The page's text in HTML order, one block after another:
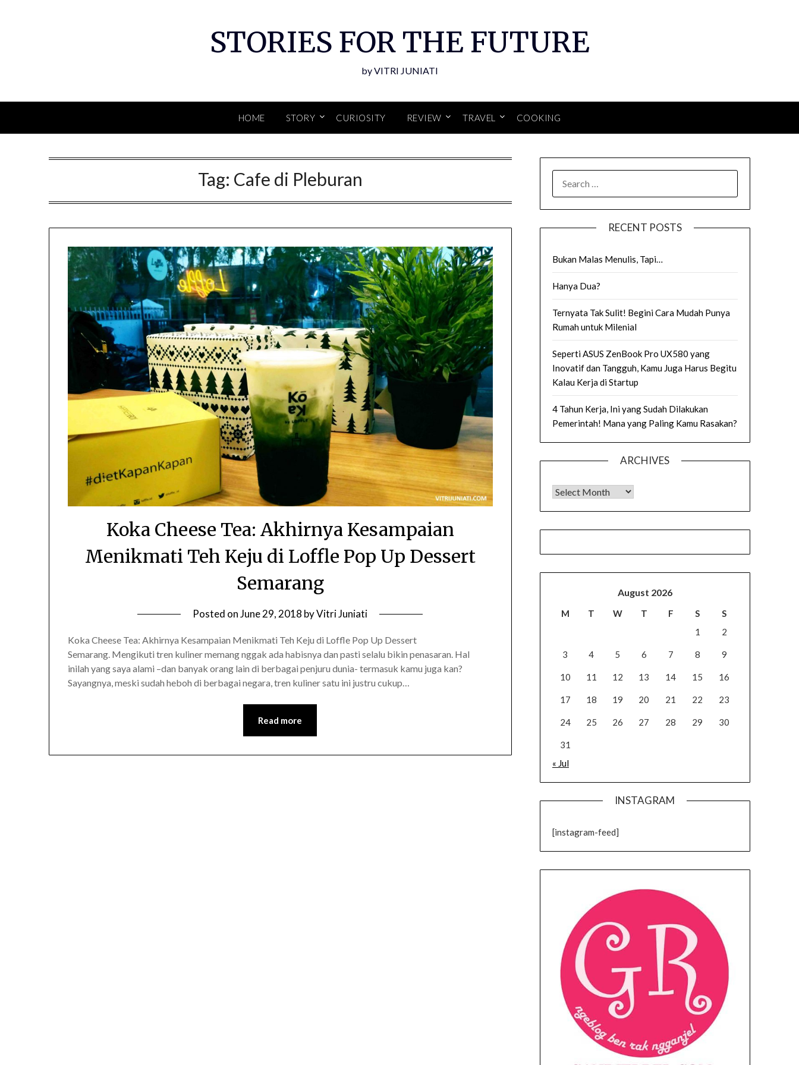
STORIES FOR THE FUTURE
by VITRI JUNIATI
HOME STORY CURIOSITY REVIEW TRAVEL COOKING
Tag: Cafe di Pleburan
Koka Cheese Tea: Akhirnya Kesampaian
Menikmati Teh Keju di Loffle Pop Up Dessert
Semarang
Posted onJune 29, 2018 byVitri Juniati
Koka Cheese Tea: Akhirnya Kesampaian Menikmati Teh Keju di Loffle Pop Up Dessert
Semarang. Mengikuti tren kuliner memang nggak ada habisnya dan pasti selalu bikin penasaran. Hal
inilah yang saya alami –dan banyak orang lain di berbagai penjuru dunia- termasuk kamu juga kan?
Sayangnya, meski sudah heboh di berbagai negara, tren kuliner satu ini justru cukup…
Read more
FOR:
RECENT POSTS
Bukan Malas Menulis, Tapi…
Hanya Dua?
Ternyata Tak Sulit! Begini Cara Mudah Punya
Rumah untuk Milenial
Seperti ASUS ZenBook Pro UX580 yang
Inovatif dan Tangguh, Kamu Juga Harus Begitu
Kalau Kerja di Startup
4 Tahun Kerja, Ini yang Sudah Dilakukan
Pemerintah! Mana yang Paling Kamu Rasakan?
ARCHIVES
Archives
August 2026
M T W T F S
S
1
2
3 4 5 6 7 8 9
10 11 12 13 14 15 16
17 18 19 20 21 22 23
24 25 26 27 28 29 30
31
« Jul
INSTAGRAM
[instagram-feed]